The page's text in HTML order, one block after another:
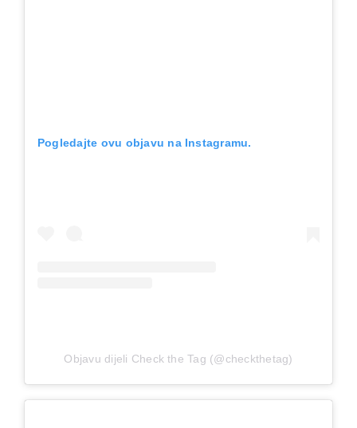
Pogledajte ovu objavu na Instagramu.
Objavu dijeli Check the Tag (@checkthetag)